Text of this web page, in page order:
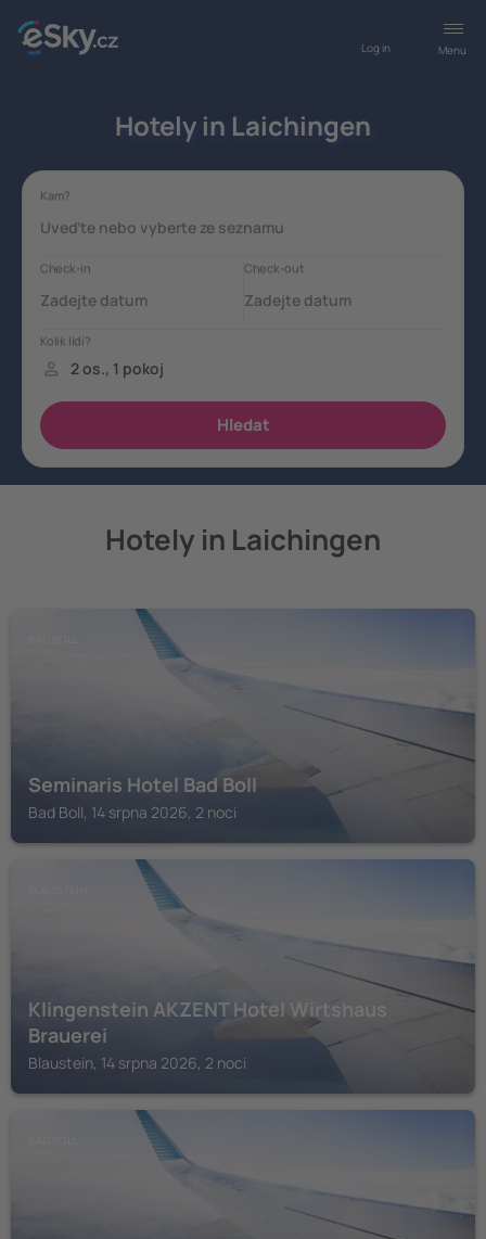
Menu
Log in
Hotely in Laichingen
Hotely in Laichingen
Seminaris Hotel Bad Boll
Bad Boll, 14 srpna 2026, 2 noci
Klingenstein AKZENT Hotel Wirtshaus
Brauerei
Blaustein, 14 srpna 2026, 2 noci